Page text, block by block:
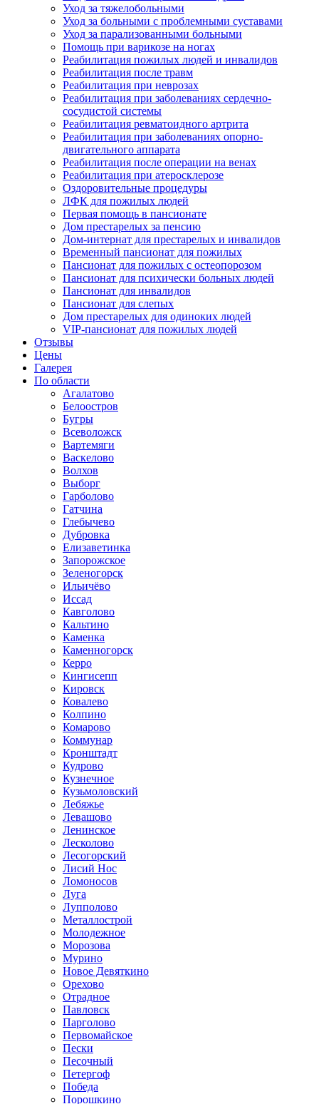
Уход за тяжелобольными
Уход за больными с проблемными суставами
Уход за парализованными больными
Помощь при варикозе на ногах
Реабилитация пожилых людей и инвалидов
Реабилитация после травм
Реабилитация при неврозах
Реабилитация при заболеваниях сердечно-
сосудистой системы
Реабилитация ревматоидного артрита
Реабилитация при заболеваниях опорно-
двигательного аппарата
Реабилитация после операции на венах
Реабилитация при атеросклерозе
Оздоровительные процедуры
ЛФК для пожилых людей
Первая помощь в пансионате
Дом престарелых за пенсию
Дом-интернат для престарелых и инвалидов
Временный пансионат для пожилых
Пансионат для пожилых с остеопорозом
Пансионат для психически больных людей
Пансионат для инвалидов
Пансионат для слепых
Дом престарелых для одиноких людей
VIP-пансионат для пожилых людей
Отзывы
Цены
Галерея
По области
Агалатово
Белоостров
Бугры
Всеволожск
Вартемяги
Васкелово
Волхов
Выборг
Гарболово
Гатчина
Глебычево
Дубровка
Елизаветинка
Запорожское
Зеленогорск
Ильичёво
Иссад
Кавголово
Кальтино
Каменка
Каменногорск
Керро
Кингисепп
Кировск
Ковалево
Колпино
Комарово
Коммунар
Кронштадт
Кудрово
Кузнечное
Кузьмоловский
Лебяжье
Левашово
Ленинское
Лесколово
Лесогорский
Лисий Нос
Ломоносов
Луга
Лупполово
Металлострой
Молодежное
Морозова
Мурино
Новое Девяткино
Орехово
Отрадное
Павловск
Парголово
Первомайское
Пески
Песочный
Петергоф
Победа
Порошкино